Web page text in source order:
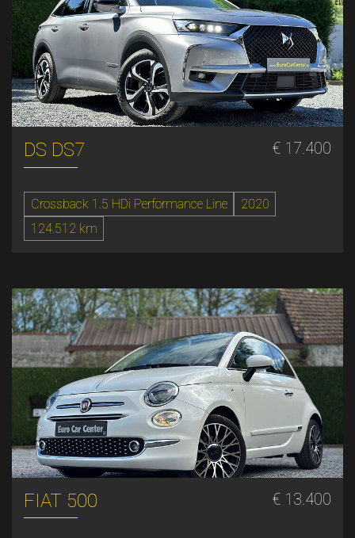
DS DS7 € 17.400
Crossback 1.5 HDi Performance Line
2020
124.512 km
FIAT 500 € 13.400